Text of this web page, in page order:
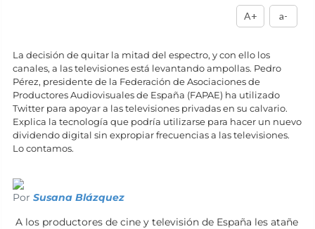
A+ a-
La decisión de quitar la mitad del espectro, y con ello los
canales, a las televisiones está levantando ampollas. Pedro
Pérez, presidente de la Federación de Asociaciones de
Productores Audiovisuales de España (FAPAE) ha utilizado
Twitter para apoyar a las televisiones privadas en su calvario.
Explica la tecnología que podría utilizarse para hacer un nuevo
dividendo digital sin expropiar frecuencias a las televisiones.
Lo contamos.
Por Susana Blázquez
A los productores de cine y televisión de España les atañe